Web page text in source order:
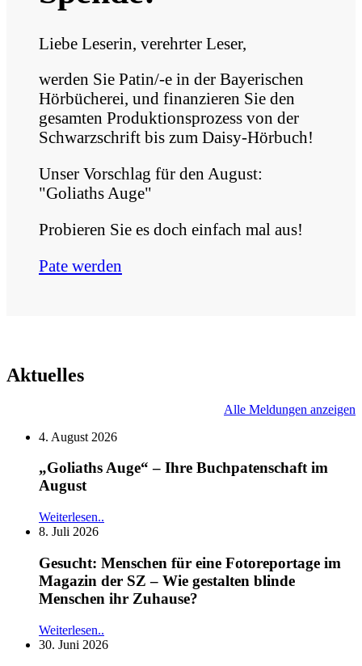
Liebe Leserin, verehrter Leser,
werden Sie Patin/-e in der Bayerischen
Hörbücherei, und finanzieren Sie den
gesamten Produktionsprozess von der
Schwarzschrift bis zum Daisy-Hörbuch!
Unser Vorschlag für den August:
"Goliaths Auge"
Probieren Sie es doch einfach mal aus!
Pate werden
Aktuelles
Alle Meldungen anzeigen
4. August 2026
„Goliaths Auge“ – Ihre Buchpatenschaft im
August
Weiterlesen..
8. Juli 2026
Gesucht: Menschen für eine Fotoreportage im
Magazin der SZ – Wie gestalten blinde
Menschen ihr Zuhause?
Weiterlesen..
30. Juni 2026